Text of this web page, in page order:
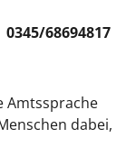
0345/68694817
Amtssprache
dabei,